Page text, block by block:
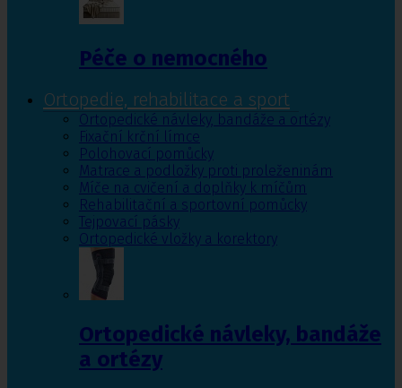
Péče o nemocného
Ortopedie, rehabilitace a sport
Ortopedické návleky, bandáže a ortézy
Fixační krční límce
Polohovací pomůcky
Matrace a podložky proti proleženinám
Míče na cvičení a doplňky k míčům
Rehabilitační a sportovní pomůcky
Tejpovací pásky
Ortopedické vložky a korektory
Ortopedické návleky, bandáže
a ortézy